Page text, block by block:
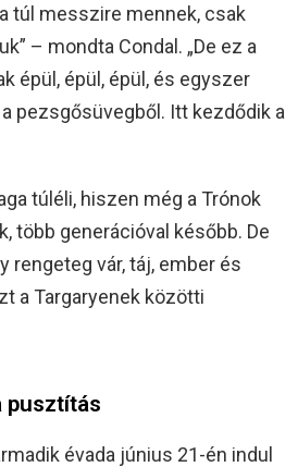
túl messzire mennek, csak
– mondta Condal. „De ez a
épül, épül, épül, és egyszer
pezsgősüvegből. Itt kezdődik a
túléli, hiszen még a Trónok
több generációval később. De
rengeteg vár, táj, ember és
a Targaryenek közötti
pusztítás
évada június 21-én indul